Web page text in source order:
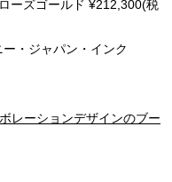
ーズゴールド ¥212,300(税
・ジャパン・インク
レーションデザインのブー